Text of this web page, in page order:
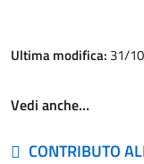
Ultima modifica: 31/
Vedi anche…
CONTRIBUTO